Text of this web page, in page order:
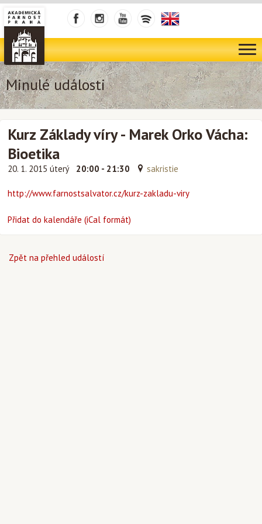
Minulé události
Kurz Základy víry - Marek Orko Vácha:
Bioetika
20. 1. 2015 úterý 20:00 - 21:30 sakristie
http://www.farnostsalvator.cz/kurz-zakladu-viry
Přidat do kalendáře (iCal formát)
Zpět na přehled událostí